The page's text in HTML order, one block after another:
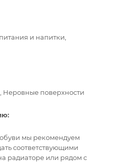
и напитки,
Неровные поверхности
мы рекомендуем
соответствующими
радиаторе или рядом с